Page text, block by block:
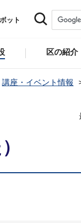
ット
区の紹介
講座・イベント情報